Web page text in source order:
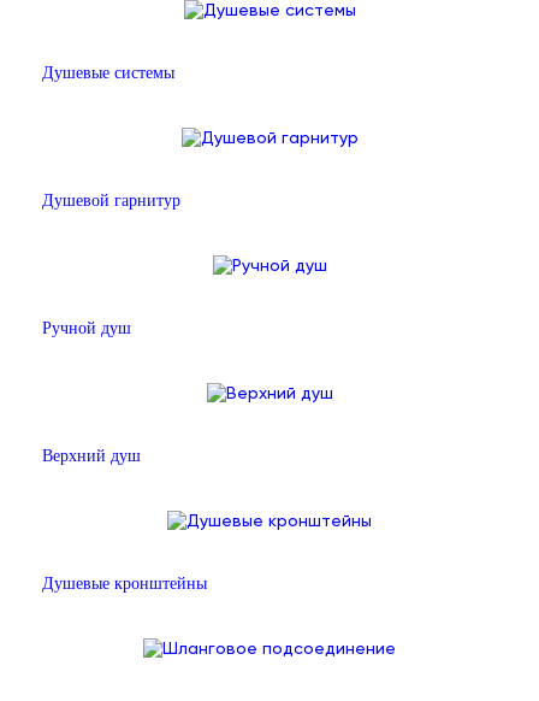
Душевые системы
Душевой гарнитур
Ручной душ
Верхний душ
Душевые кронштейны